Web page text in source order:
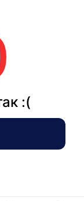
:(